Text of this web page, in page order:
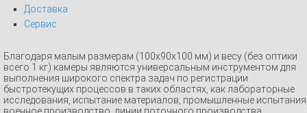
Доставка
Сервис
Благодаря малым размерам (100х90х100 мм) и весу (без оптики
всего 1 кг) камеры являются универсальным инструментом для
выполнения широкого спектра задач по регистрации
быстротекущих процессов в таких областях, как лабораторные
исследования, испытание материалов, промышленные
военное производство, линии поточного производства